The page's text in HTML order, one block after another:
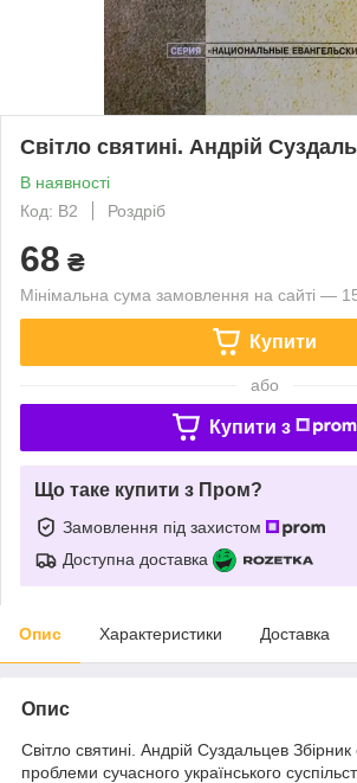
Світло святині. Андрій
В наявності
Код: В2
Роздріб
68 ₴
Мінімальна сума замовлення на сайті —
Купити
або
Купити з
Що таке купити з Пром?
Замовлення під захистом
Доступна доставка
Опис Характеристики Доставка
Опис
Світло святині. Андрій Суздальцев
проблеми сучасного українського